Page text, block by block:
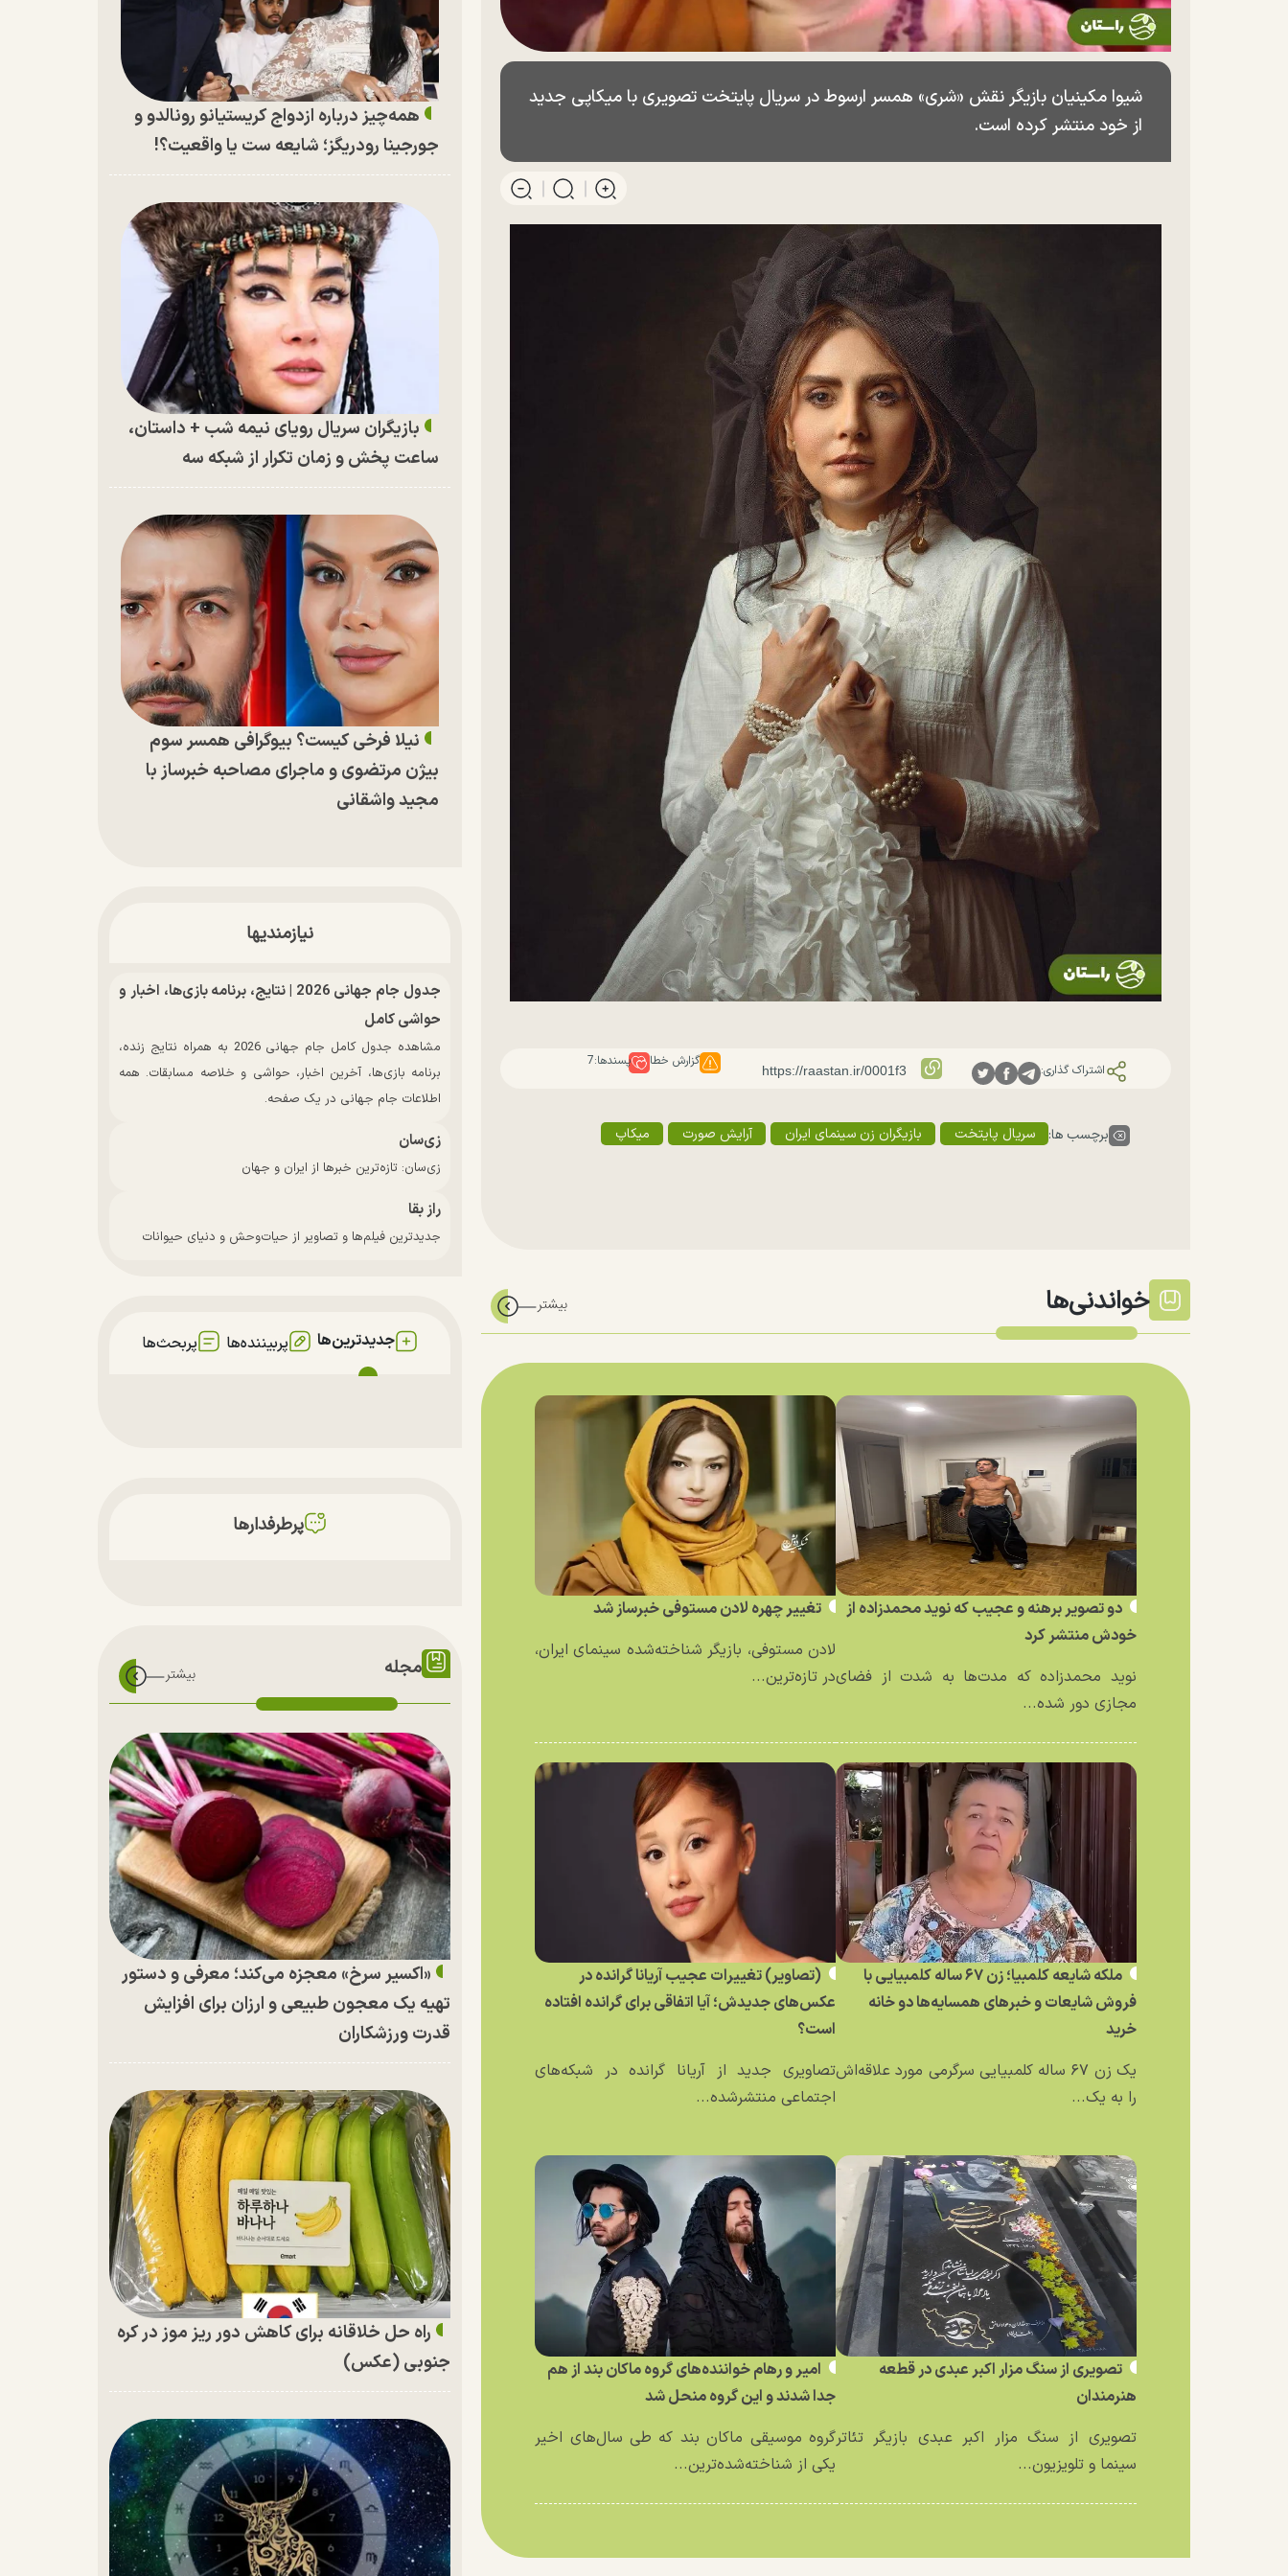
شیوا مکینیان بازیگر نقش «شری» همسر ارسوط در سریال پایتخت تصویری با میکاپی جدید
از خود منتشر کرده است.
اشتراک گذاری:
گزارش خطا پسندها:7
برچسب ها: سریال پایتخت بازیگران زن سینمای ایران آرایش صورت میکاپ
خواندنی‌ها
دو تصویر برهنه و عجیب که نوید محمدزاده از
خودش منتشر کرد
نوید محمدزاده که مدت‌ها به شدت از فضای
مجازی دور شده...
تغییر چهره لادن مستوفی خبرساز شد
لادن مستوفی، بازیگر شناخته‌شده سینمای ایران،
در تازه‌ترین...
ملکه شایعه کلمبیا؛ زن ۶۷ ساله کلمبیایی با
فروش شایعات و خبر‌های همسایه‌ها دو خانه
خرید
یک زن ۶۷ ساله کلمبیایی سرگرمی مورد علاقه‌اش
را به یک...
(تصاویر) تغییرات عجیب آریانا گرانده در
عکس‌های جدیدش؛ آیا اتفاقی برای گرانده افتاده
است؟
تصاویری جدید از آریانا گرانده در شبکه‌های
اجتماعی منتشرشده...
تصویری از سنگ مزار اکبر عبدی در قطعه
هنرمندان
تصویری از سنگ مزار اکبر عبدی بازیگر تئاتر
سینما و تلویزیون...
امیر و رهام خواننده‌های گروه ماکان بند از هم
جدا شدند و این گروه منحل شد
گروه موسیقی ماکان بند که طی سال‌های اخیر
یکی از شناخته‌شده‌ترین...
همه‌چیز درباره ازدواج کریستیانو رونالدو و
جورجینا رودریگز؛ شایعه ست یا واقعیت؟!
بازیگران سریال رویای نیمه شب + داستان،
ساعت پخش و زمان تکرار از شبکه سه
نیلا فرخی کیست؟ بیوگرافی همسر سوم
بیژن مرتضوی و ماجرای مصاحبه خبرساز با
مجید واشقانی
نیازمندیها
جدول جام جهانی 2026 | نتایج، برنامه بازی‌ها، اخبار و
حواشی کامل
مشاهده جدول کامل جام جهانی 2026 به همراه نتایج زنده،
برنامه بازی‌ها، آخرین اخبار، حواشی و خلاصه مسابقات. همه
اطلاعات جام جهانی در یک صفحه.
زی‌سان
زی‌سان: تازه‌ترین خبرها از ایران و جهان
راز بقا
جدیدترین فیلم‌ها و تصاویر از حیات‌وحش و دنیای حیوانات
جدیدترین‌ها پربیننده‌ها پربحث‌ها
پرطرفدارها
مجله
«اکسیر سرخ» معجزه می‌کند؛ معرفی و دستور
تهیه یک معجون طبیعی و ارزان برای افزایش
قدرت ورزشکاران
راه حل خلاقانه برای کاهش دور ریز موز در کره
جنوبی (عکس)